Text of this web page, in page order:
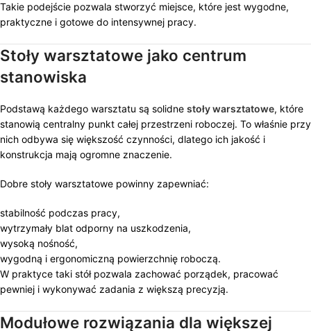
Takie podejście pozwala stworzyć miejsce, które jest wygodne,
praktyczne i gotowe do intensywnej pracy.
Stoły warsztatowe jako centrum
stanowiska
Podstawą każdego warsztatu są solidne stoły warsztatowe, które
stanowią centralny punkt całej przestrzeni roboczej. To właśnie przy
nich odbywa się większość czynności, dlatego ich jakość i
konstrukcja mają ogromne znaczenie.
Dobre stoły warsztatowe powinny zapewniać:
stabilność podczas pracy,
wytrzymały blat odporny na uszkodzenia,
wysoką nośność,
wygodną i ergonomiczną powierzchnię roboczą.
W praktyce taki stół pozwala zachować porządek, pracować
pewniej i wykonywać zadania z większą precyzją.
Modułowe rozwiązania dla większej